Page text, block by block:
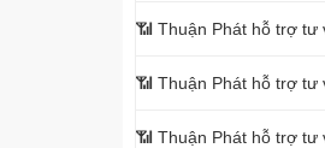
📶 Thuận Phát hỗ trợ
📶 Thuận Phát hỗ trợ
📶 Thuận Phát hỗ trợ